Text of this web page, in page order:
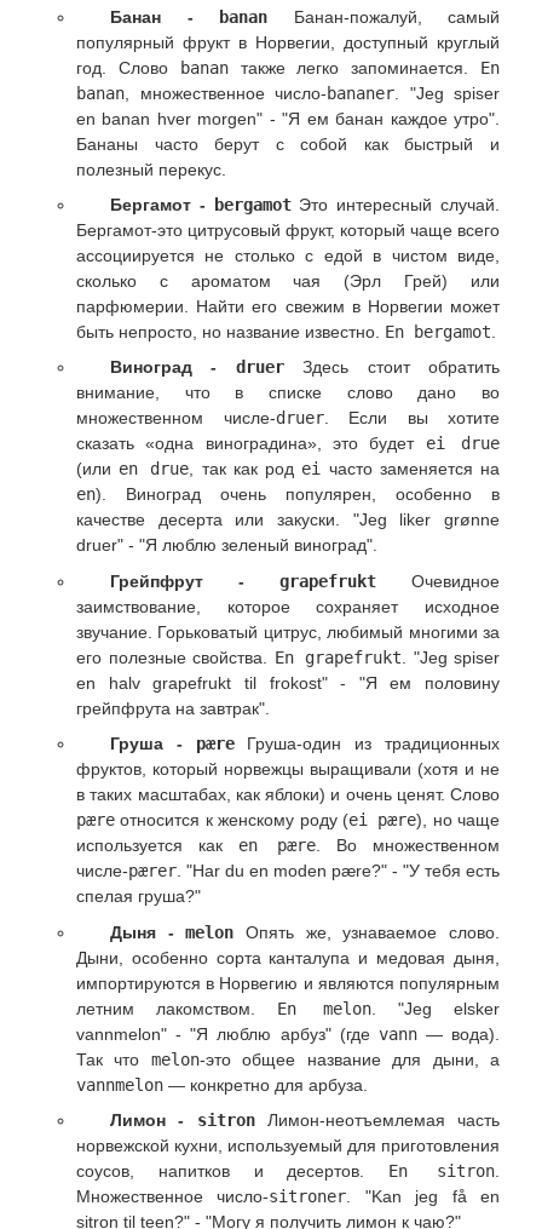
Банан -
banan Банан-пожалуй, самый
популярный фрукт в Норвегии, доступный круглый
год. Слово
bananтакже легко запоминается. En
banan , множественное число-bananer . "Jeg spiser
en banan hver morgen" - "Я ем банан каждое утро".
Бананы часто берут с собой как быстрый и
полезный перекус.
Бергамот -
bergamotЭто интересный случай.
Бергамот-это цитрусовый фрукт, который чаще всего
ассоциируется не столько с едой в чистом виде,
сколько с ароматом чая (Эрл Грей) или
парфюмерии. Найти его свежим в Норвегии может
быть непросто, но название известно. En bergamot
Виноград - druerЗдесь стоит обратить
внимание, что в списке слово дано во
множественном числе-druer. Если вы хотите
сказать «одна виноградина», это будет ei drue
(или en drue, так как род ei часто заменяется на
en). Виноград очень популярен, особенно в
качестве десерта или закуски. "Jeg liker grønne
druer" - "Я люблю зеленый виноград".
Грейпфрут - grapefrukt Очевидное
заимствование, которое сохраняет исходное
звучание. Горьковатый цитрус, любимый многими за
его полезные свойства. En grapefrukt . "Jeg spiser
en halv grapefrukt til frokost" - "Я ем половину
грейпфрута на завтрак".
Груша - pæreГруша-один из традиционных
фруктов, который норвежцы выращивали (хотя и не
в таких масштабах, как яблоки) и очень ценят. Слово
pære относится к женскому роду (ei pære), но чаще
используется как en pære . Во множественном
числе-pærer . "Har du en moden pære?" - "У тебя есть
спелая груша?"
Дыня -melon Опять же, узнаваемое слово.
Дыни, особенно сорта канталупа и медовая дыня,
импортируются в Норвегию и являются популярным
летним лакомством. En melon . "Jeg elsker
vannmelon" - "Я люблю арбуз" (где vann— вода).
Так что melon-это общее название для дыни, а
vannmelon — конкретно для арбуза.
Лимон - sitronЛимон-неотъемлемая часть
норвежской кухни, используемый для приготовления
соусов, напитков и десертов. En sitron
Множественное число-sitroner . "Kan jeg få en
sitron til teen?" - "Могу я получить лимон к чаю?"